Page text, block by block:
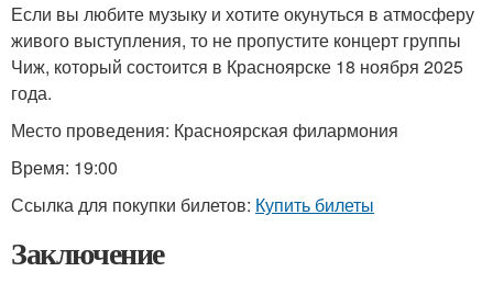
Если вы любите музыку и хотите окунуться в атмосферу
живого выступления, то не пропустите концерт группы
Чиж, который состоится в Красноярске 18 ноября 2025
года.
Место проведения: Красноярская филармония
Время: 19:00
Ссылка для покупки билетов: Купить билеты
Заключение